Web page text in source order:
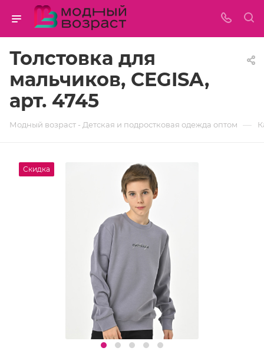
Толстовка для
мальчиков, CEGISA,
арт. 4745
Модный возраст - Детская и подростковая одежда оптом —
Скидка